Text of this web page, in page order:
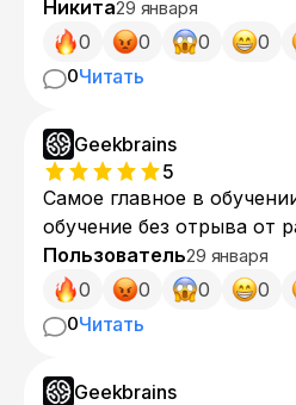
Никита29 января
0 0 0 0
0Читать
Geekbrains
5
Самое главное в
обучение без отрыва от
посмотреть видео на
Пользователь29 января
0 0 0 0
0Читать
Geekbrains